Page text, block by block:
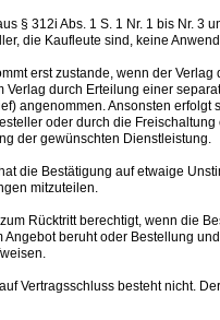
§ 312i Abs. 1 S. 1 Nr. 1 bis Nr. 3
die Kaufleute sind, keine
erst zustande, wenn der
Verlag durch Erteilung einer
angenommen. Ansonsten
oder durch die
der gewünschten Dienstleistung.
die Bestätigung auf etwaige
mitzuteilen.
Rücktritt berechtigt, wenn die
Angebot beruht oder Bestellung
Vertragsschluss besteht nicht.